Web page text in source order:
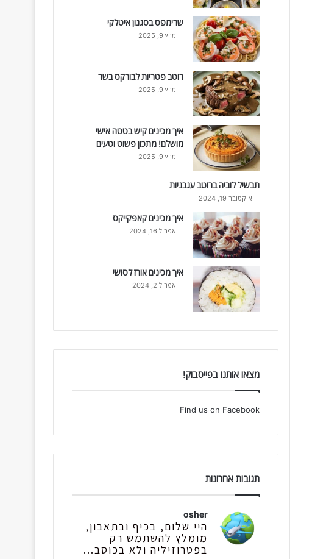
שרימפס בסגנון איטלקי
מרץ 9, 2025
רוטב פטריות לבורקס בשר
מרץ 9, 2025
איך מכינים קיש בטטה אישי
מושלם! מתכון פשוט וטעים
מרץ 9, 2025
תבשיל לוביה ברוטב עגבניות
אוקטובר 19, 2024
איך מכינים קאפקייקס
אפריל 16, 2024
איך מכינים אורז לסושי
אפריל 2, 2024
מצאו אותנו בפייסבוק!
Find us on Facebook
תגובות אחרונות
osher
היי שלום, בכיף ובתאבון,
מומלץ להשתמש רק
בפטרוזיליה ולא בכוסב...